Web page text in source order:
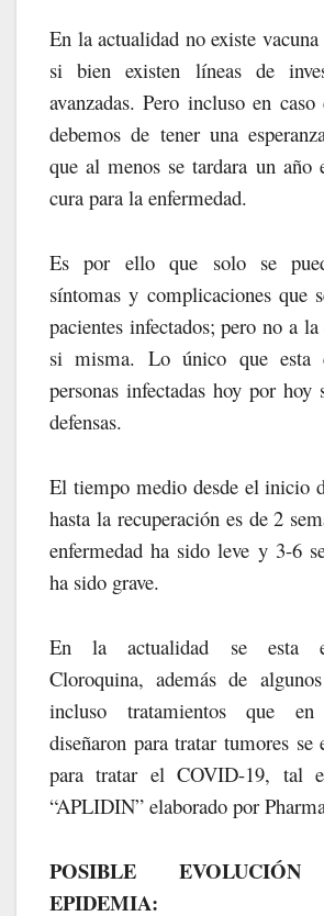
En la actualidad no existe
si bien existen líneas de
avanzadas. Pero incluso en
debemos de tener una
que al menos se tardara un año
cura para la enfermedad.
Es por ello que solo se
síntomas y complicaciones que
pacientes infectados; pero no a
si misma. Lo único que esta
personas infectadas hoy por hoy
defensas.
El tiempo medio desde el inicio
hasta la recuperación es de 2
enfermedad ha sido leve y 3-6
ha sido grave.
En la actualidad se esta
Cloroquina, además de
incluso tratamientos que
diseñaron para tratar tumores se
para tratar el COVID-19, tal
“APLIDIN” elaborado por
POSIBLE
EPIDEMIA: